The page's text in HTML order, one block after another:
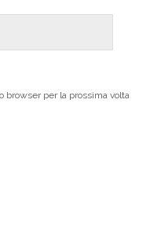
browser per la prossima volta